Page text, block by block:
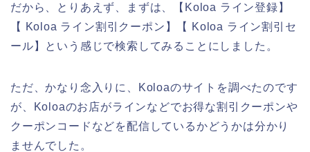
だから、とりあえず、まずは、【Koloa ライン登録】
【 Koloa ライン割引クーポン】【 Koloa ライン割引セ
ール】という感じで検索してみることにしました。
ただ、かなり念入りに、Koloaのサイトを調べたのです
が、Koloaのお店がラインなどでお得な割引クーポンや
クーポンコードなどを配信しているかどうかは分かり
ませんでした。